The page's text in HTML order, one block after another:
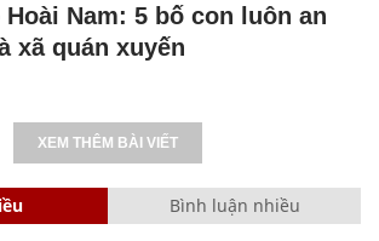
Hoài Nam: 5 bố con luôn an
xã quán xuyến
XEM THÊM BÀI VIẾT
Bình luận nhiều